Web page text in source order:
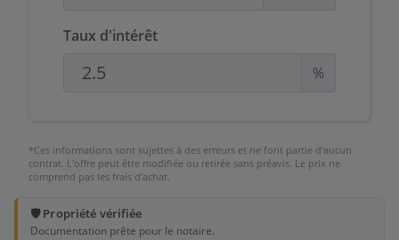
Taux d'intérêt
%
*Ces informations sont sujettes à des erreurs et ne font partie d'aucun
contrat. L'offre peut être modifiée ou retirée sans préavis. Le prix ne
comprend pas les frais d'achat.
🛡️ Propriété vérifiée
Documentation prête pour le notaire.